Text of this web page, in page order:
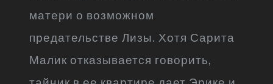
матери о возможном
предательстве Лизы. Хотя Сарита
Малик отказывается говорить,